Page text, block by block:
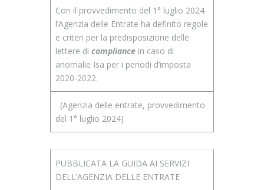
Con il provvedimento del 1° luglio 2024
l’Agenzia delle Entrate ha definito regole
e criteri per la predisposizione delle
lettere di compliance in caso di
anomalie Isa per i periodi d’imposta
2020-2022.
(Agenzia delle entrate, provvedimento
del 1° luglio 2024)
PUBBLICATA LA GUIDA AI SERVIZI
DELL’AGENZIA DELLE ENTRATE